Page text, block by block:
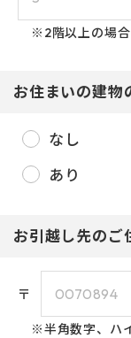
※2階以上の場
お住まいの建物
なし
あり
お引越し先のご
〒
※半角数字、ハ
2 3
9 10